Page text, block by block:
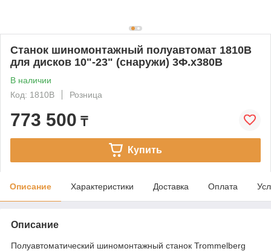
Станок шиномонтажный полуавтомат 1810B
для дисков 10"-23" (снаружи) 3Ф.х380В
В наличии
Код: 1810B
Розница
773 500 ₸
Купить
Описание Характеристики Доставка Оплата
Описание
Полуавтоматический шиномонтажный станок Trommelberg